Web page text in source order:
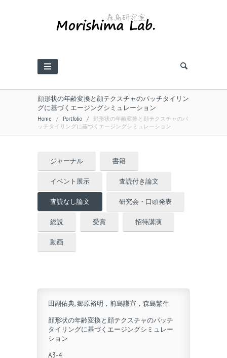
顔形状の年齢変換と顔テクスチャのパッチタイリン
グに基づくエージングシミュレーション
Home / Portfolio / 顔形状の年齢変換と顔テクスチャのパ
ッチタイリングに基づくエージングシミュレーション
ジャーナル 書籍
イベント展示 査読付き論文
査読なし論文 研究会・口頭発表
総説 受賞 招待講演
動画
田副佑典, 郷原裕明，前島謙宣，森島繁生
顔形状の年齢変換と顔テクスチャのパッチ
タイリングに基づくエージングシミュレー
ション
A3-4